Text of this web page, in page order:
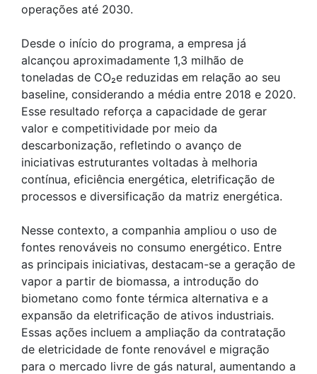
operações até 2030.
Desde o início do programa, a empresa já
alcançou aproximadamente 1,3 milhão de
toneladas de CO₂e reduzidas em relação ao seu
baseline, considerando a média entre 2018 e 2020.
Esse resultado reforça a capacidade de gerar
valor e competitividade por meio da
descarbonização, refletindo o avanço de
iniciativas estruturantes voltadas à melhoria
contínua, eficiência energética, eletrificação de
processos e diversificação da matriz energética.
Nesse contexto, a companhia ampliou o uso de
fontes renováveis no consumo energético. Entre
as principais iniciativas, destacam-se a geração de
vapor a partir de biomassa, a introdução do
biometano como fonte térmica alternativa e a
expansão da eletrificação de ativos industriais.
Essas ações incluem a ampliação da contratação
de eletricidade de fonte renovável e migração
para o mercado livre de gás natural, aumentando a